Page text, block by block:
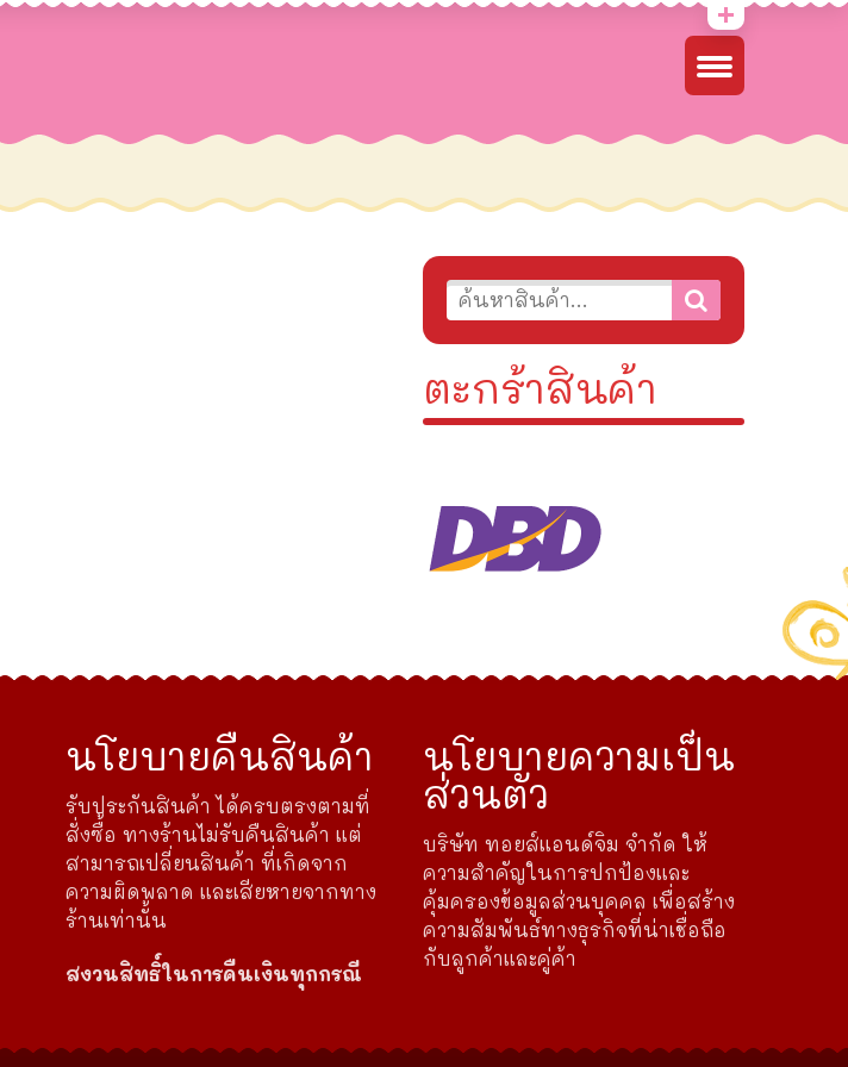
ตะกร้าสินค้า
นโยบายคืนสินค้า
รับประกันสินค้า ได้ครบตรงตามที่
สั่งซื้อ ทางร้านไม่รับคืนสินค้า แต่
สามารถเปลี่ยนสินค้า ที่เกิดจาก
ความผิดพลาด และเสียหายจากทาง
ร้านเท่านั้น
สงวนสิทธิ์ในการคืนเงินทุกกรณี
นโยบายความเป็น
ส่วนตัว
บริษัท ทอยส์แอนด์จิม จำกัด ให้
ความสำคัญในการปกป้องและ
คุ้มครองข้อมูลส่วนบุคคล เพื่อสร้าง
ความสัมพันธ์ทางธุรกิจที่น่าเชื่อถือ
กับลูกค้าและคู่ค้า